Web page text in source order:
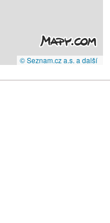
© Seznam.cz a.s. a další